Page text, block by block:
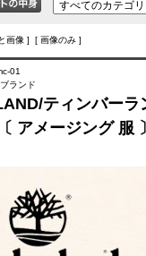
画像 ] [ 画像のみ ]
01
ランド
ティンバー
アメージング 服 〕